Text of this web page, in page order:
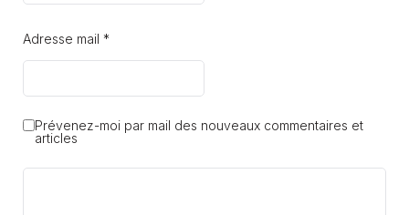
Adresse mail *
Prévenez-moi par mail des nouveaux commentaires et
articles